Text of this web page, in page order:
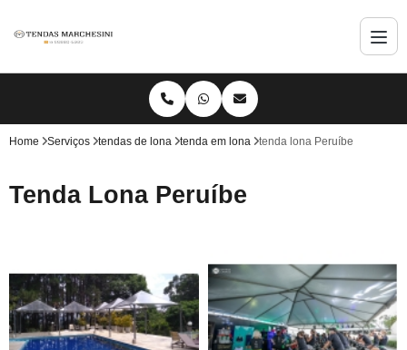
Home Serviços tendas de lona tenda em lona tenda lona Peruíbe
Tenda Lona Peruíbe